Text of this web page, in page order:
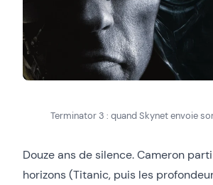
Terminator 3 : quand Skynet envoie
Douze ans de silence. Cameron
horizons (Titanic, puis les